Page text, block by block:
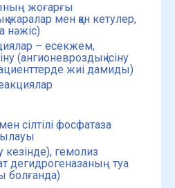
жоғарғы
жаралар мен қан кетулер,
нәжіс)
– есекжем,
(ангионевроздық ісіну
жиі дамиды)
сілтілі фосфатаза
кезінде), гемолиз
дегидрогеназаның туа
болғанда)